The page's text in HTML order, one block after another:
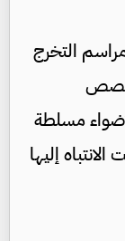
التخرج
مخصص
مسلطة
إليها